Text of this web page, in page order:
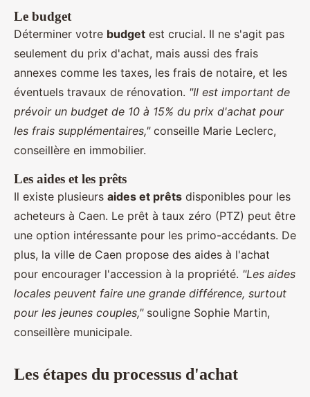
Le budget
Déterminer votre budget est crucial. Il ne s'agit pas
seulement du prix d'achat, mais aussi des frais
annexes comme les taxes, les frais de notaire, et les
éventuels travaux de rénovation. "Il est important de
prévoir un budget de 10 à 15% du prix d'achat pour
les frais supplémentaires,"conseille Marie Leclerc,
conseillère en immobilier.
Les aides et les prêts
Il existe plusieurs aides et prêts disponibles pour les
acheteurs à Caen. Le prêt à taux zéro (PTZ) peut être
une option intéressante pour les primo-accédants. De
plus, la ville de Caen propose des aides à l'achat
pour encourager l'accession à la propriété. "Les aides
locales peuvent faire une grande différence, surtout
pour les jeunes couples,"souligne Sophie Martin,
conseillère municipale.
Les étapes du processus d'achat